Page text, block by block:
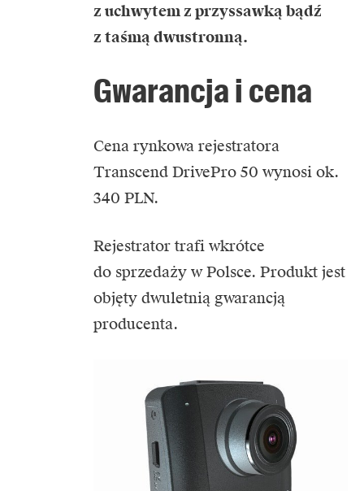
z uchwytem z przyssawką bądź
z taśmą dwustronną.
Gwarancja i cena
Cena rynkowa rejestratora
Transcend DrivePro 50 wynosi ok.
340 PLN.
Rejestrator trafi wkrótce
do sprzedaży w Polsce. Produkt jest
objęty dwuletnią gwarancją
producenta.